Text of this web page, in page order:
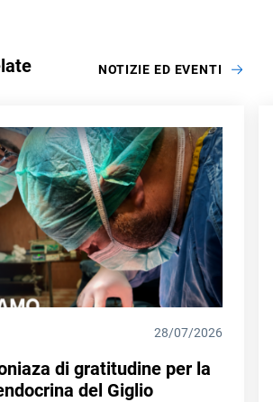
NOTIZIE ED EVENTI
28/07/2026
di gratitudine per la
del Giglio